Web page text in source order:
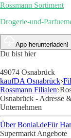
Rossmann Sortiment
Drogerie-und-
App herunterladen!
Du bist hier
49074 Osnabrück
kaufDA Osnabrück
Rossmann Filialen
Osnabrück - Adresse
Unternehmen
Über Bonial.deFür
Supermarkt Angebote